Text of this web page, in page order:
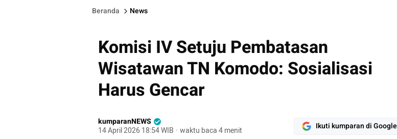
Beranda News
Komisi IV Setuju Pembatasan
Wisatawan TN Komodo: Sosialisasi
Harus Gencar
kumparanNEWS
14 April 2026 18:54 WIB · waktu baca 4 menit Ikuti kumparan di Google